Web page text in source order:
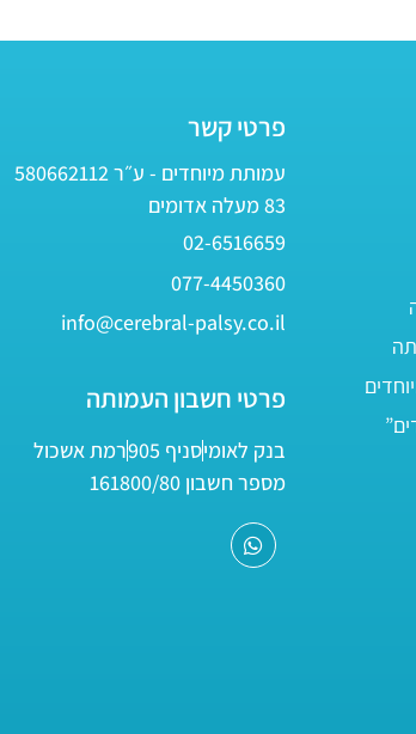
פרטי קשר
עמותת מיוחדים - ע״ר 580662112
83 מעלה אדומים
02-6516659
077-4450360
info@cerebral-palsy.co.il
פרטי חשבון העמותה
בנק לאומיסניף 905
רמת אשכול
מספר חשבון 161800/80